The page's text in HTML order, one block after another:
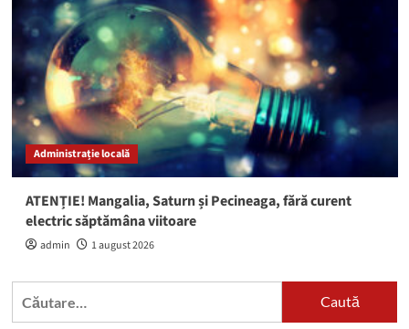
Administrație locală
ATENȚIE! Mangalia, Saturn și Pecineaga, fără curent
electric săptămâna viitoare
admin 1 august 2026
Caută